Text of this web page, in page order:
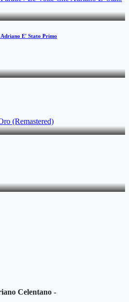
E' Stato Primo
Celentano -